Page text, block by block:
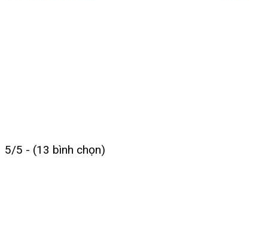
5/5 - (13 bình chọn)